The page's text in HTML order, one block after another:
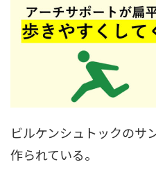
ビルケンシュトックのサ
作られている。